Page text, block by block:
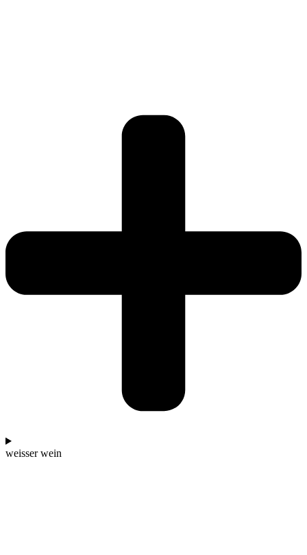
weisser wein